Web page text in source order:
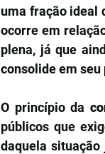
uma fração ideal
ocorre em
plena, já que
consolide em
O princípio da
públicos que
daquela